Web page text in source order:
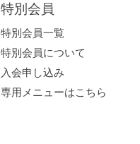
特別会員
特別会員一覧
特別会員について
入会申し込み
専用メニューはこちら